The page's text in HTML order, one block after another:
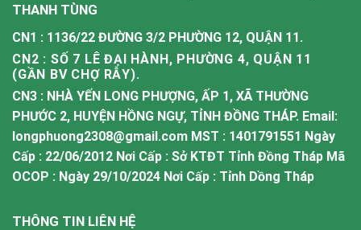
THANH TÙNG
CN1 : 1136/22 ĐƯỜNG 3/2 PHƯỜNG 12, QUẬN 11.
CN2 : SỐ 7 LÊ ĐẠI HÀNH, PHƯỜNG 4, QUẬN 11
(GẦN BV CHỢ RẪY).
CN3 : NHÀ YẾN LONG PHƯỢNG, ẤP 1, XÃ THƯỜNG
PHƯỚC 2, HUYỆN HỒNG NGỰ, TỈNH ĐỒNG THÁP. Email:
longphuong2308@gmail.com MST : 1401791551 Ngày
Cấp : 22/06/2012 Nơi Cấp : Sở KTĐT Tỉnh Đồng Tháp Mã
OCOP : Ngày 29/10/2024 Nơi Cấp : Tỉnh Dồng Tháp
THÔNG TIN LIÊN HỆ